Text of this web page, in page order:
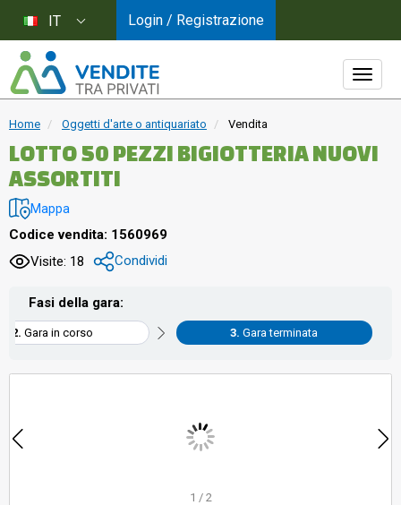
Home Oggetti d'arte o antiquariato Vendita
LOTTO 50 PEZZI BIGIOTTERIA NUOVI
ASSORTITI
Mappa
Codice vendita: 1560969
Visite: 18
Condividi
Fasi della gara:
Gara in corso Gara terminata
1 / 2
IT Login / Registrazione